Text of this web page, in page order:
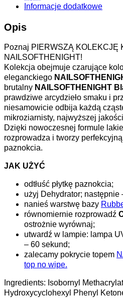
Informacje dodatkowe
Opis
Poznaj PIERWSZĄ KOLEKCJĘ
NAILSOFTHENIGHT!
Kolekcja obejmuje czarujące
eleganckiego
brutalny NAILSOFTHENIGHT
prawdziwe arcydzieło smaku i
niesamowicie odbija każdą
mikroziarnisty, najwyższej
Dzięki nowoczesnej formule
rozprowadza i tworzy
paznokcia.
JAK UŻYĆ
odtłuść płytkę paznokcia;
użyj Dehydrator; następnie
nanieś warstwę bazy
równomiernie rozprowadź
ostrożnie wyrównaj;
utwardź w lampie: lampa
– 60 sekund;
zalecamy pokrycie topem
top no wipe.
Ingredients: Isobornyl
Hydroxycyclohexyl Phenyl